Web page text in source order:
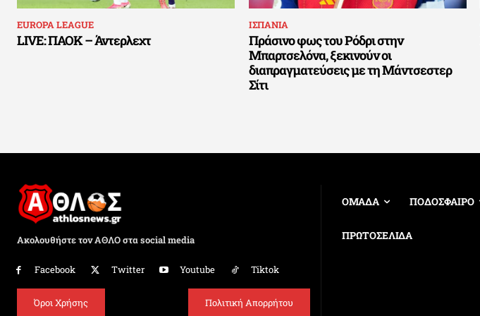
EUROPA LEAGUE
LIVE: ΠΑΟΚ – Άντερλεχτ
ΙΣΠΑΝΙΑ
Πράσινο φως του Ρόδρι στην
Μπαρτσελόνα, ξεκινούν οι
διαπραγματεύσεις με τη Μάντσεστερ
Σίτι
Ακολουθήστε τον ΑΘΛΟ στα social media
Facebook Twitter Youtube Tiktok
Όροι Χρήσης Πολιτική Απορρήτου
ΟΜΑΔΑ ΠΟΔΟΣΦΑΙΡΟ
ΠΡΩΤΟΣΕΛΙΔΑ